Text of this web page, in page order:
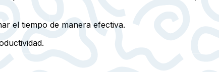
el tiempo de manera efectiva.